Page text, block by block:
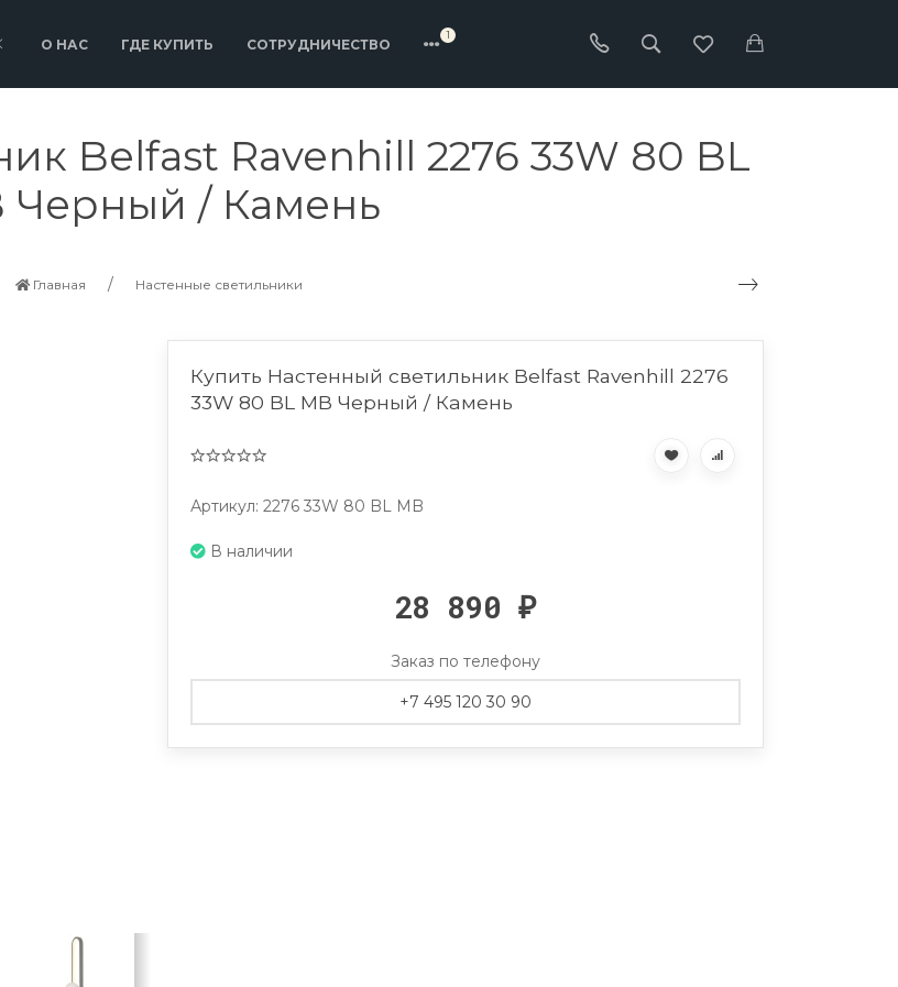
О НАС ГДЕ КУПИТЬ СОТРУДНИЧЕСТВО
1
Belfast Ravenhill 2276 33W 80 BL
Черный / Камень
Главная Настенные светильники
Купить Настенный светильник Belfast Ravenhill 2276
33W 80 BL MB Черный / Камень
Артикул: 2276 33W 80 BL MB
В наличии
28 890₽
Заказ по телефону
+7 495 120 30 90